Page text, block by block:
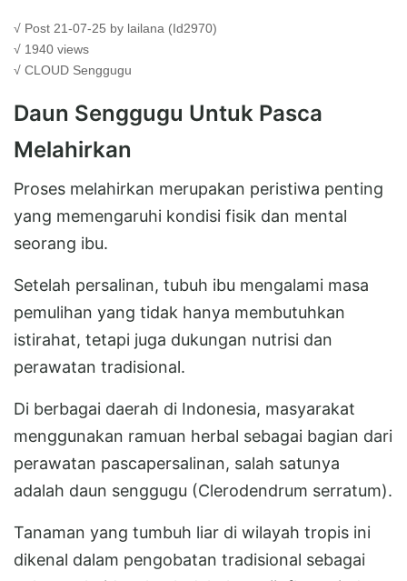
√ Post 21-07-25 by lailana (Id2970)
√ 1940 views
√ CLOUD Senggugu
Daun Senggugu Untuk Pasca
Melahirkan
Proses melahirkan merupakan peristiwa penting
yang memengaruhi kondisi fisik dan mental
seorang ibu.
Setelah persalinan, tubuh ibu mengalami masa
pemulihan yang tidak hanya membutuhkan
istirahat, tetapi juga dukungan nutrisi dan
perawatan tradisional.
Di berbagai daerah di Indonesia, masyarakat
menggunakan ramuan herbal sebagai bagian dari
perawatan pascapersalinan, salah satunya
adalah daun senggugu (Clerodendrum serratum).
Tanaman yang tumbuh liar di wilayah tropis ini
dikenal dalam pengobatan tradisional sebagai